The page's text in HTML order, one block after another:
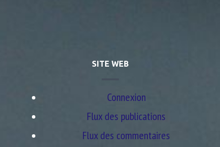
SITE WEB
Connexion
Flux des publications
Flux des commentaires